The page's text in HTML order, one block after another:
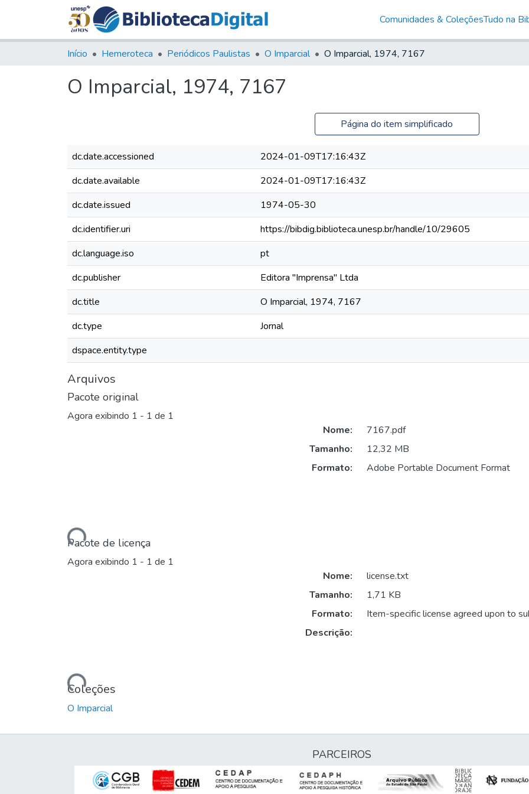
Comunidades & ColeçõesTudo na
Início Hemeroteca Periódicos Paulistas O Imparcial O Imparcial, 1974, 7167
O Imparcial, 1974, 7167
Página do item simplificado
dc.date.accessioned
2024-01-09T17:16:43Z
dc.date.available
2024-01-09T17:16:43Z
dc.date.issued
1974-05-30
dc.identifier.uri
https://bibdig.biblioteca.unesp.br/handle/10/29605
dc.language.iso
pt
dc.publisher
Editora "Imprensa" Ltda
dc.title
O Imparcial, 1974, 7167
dc.type
Jornal
dspace.entity.type
Arquivos
Pacote original
Agora exibindo 1 - 1 de 1
Carregando...
Nome:
7167.pdf
Tamanho:
12,32 MB
Formato:
Adobe Portable Document Format
Pacote de licença
Agora exibindo 1 - 1 de 1
Carregando...
Nome:
license.txt
Tamanho:
1,71 KB
Formato:
Item-specific license agreed upon to
Descrição:
Coleções
O Imparcial
PARCEIROS